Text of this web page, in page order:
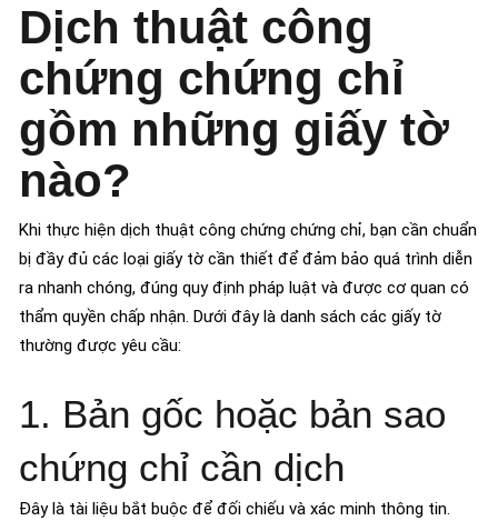
Dịch thuật công
chứng chứng chỉ
gồm những giấy tờ
nào?
Khi thực hiện dịch thuật công chứng chứng chỉ, bạn cần chuẩn
bị đầy đủ các loại giấy tờ cần thiết để đảm bảo quá trình diễn
ra nhanh chóng, đúng quy định pháp luật và được cơ quan có
thẩm quyền chấp nhận. Dưới đây là danh sách các giấy tờ
thường được yêu cầu:
1. Bản gốc hoặc bản sao
chứng chỉ cần dịch
Đây là tài liệu bắt buộc để đối chiếu và xác minh thông tin.